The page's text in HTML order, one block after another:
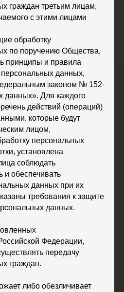
граждан третьим лицам,
с этими лицами
обработку
по поручению Общества,
принципы и правила
данных,
законом № 152-
данных». Для каждого
действий (операций)
которые будут
лицом,
персональных
установлена
соблюдать
и обеспечивать
данных при их
требования к защите
данных.
Федерации,
передачу
граждан.
либо обезличивает